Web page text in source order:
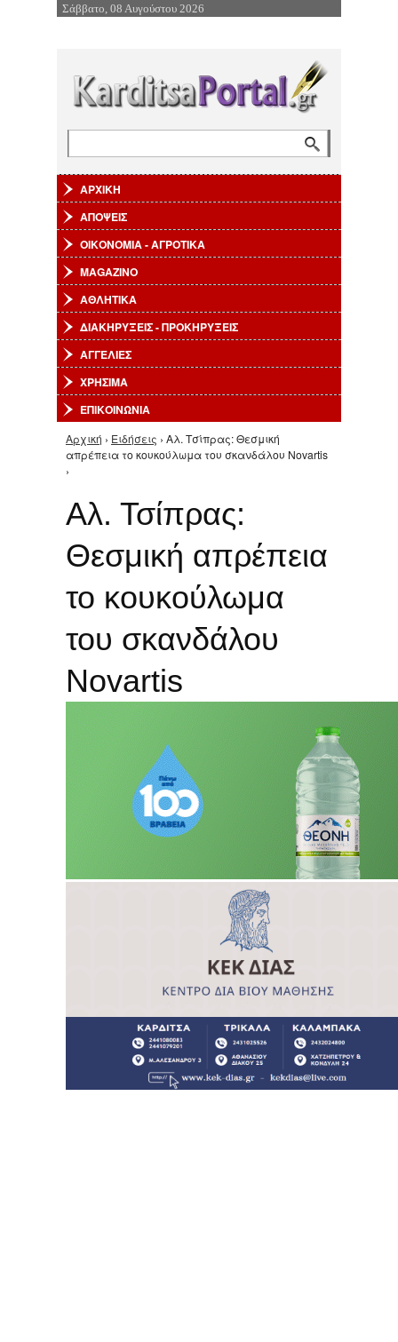
Επιστροφή στην Πλοήγηση
Σάββατο, 08 Αυγούστου 2026
ΑΡΧΙΚΗ
ΑΠΟΨΕΙΣ
ΟΙΚΟΝΟΜΙΑ - ΑΓΡΟΤΙΚΑ
MAGAZINO
ΑΘΛΗΤΙΚΑ
ΔΙΑΚΗΡΥΞΕΙΣ - ΠΡΟΚΗΡΥΞΕΙΣ
ΑΓΓΕΛΙΕΣ
ΧΡΗΣΙΜΑ
ΕΠΙΚΟΙΝΩΝΙΑ
Είστε εδώ
Αρχική › Ειδήσεις › Αλ. Τσίπρας: Θεσμική
απρέπεια το κουκούλωμα του σκανδάλου Novartis
›
Αλ. Τσίπρας:
Θεσμική απρέπεια
το κουκούλωμα
του σκανδάλου
Novartis